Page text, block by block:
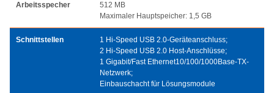
Arbeitsspecher
512 MB
Maximaler Hauptspeicher: 1,5 GB
Schnittstellen
1 Hi-Speed USB 2.0-Geräteanschluss;
2 Hi-Speed USB 2.0 Host-Anschlüsse;
1 Gigabit/Fast Ethernet10/100/1000Base-TX-
Netzwerk;
Einbauschacht für Lösungsmodule